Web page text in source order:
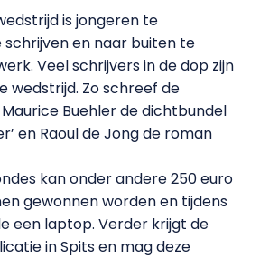
is jongeren te
en naar buiten te
Veel schrijvers in de dop zijn
wedstrijd. Zo schreef de
Buehler de dichtbundel
en Raoul de Jong de roman
kan onder andere 250 euro
gewonnen worden en tijdens
een laptop. Verder krijgt de
in Spits en mag deze